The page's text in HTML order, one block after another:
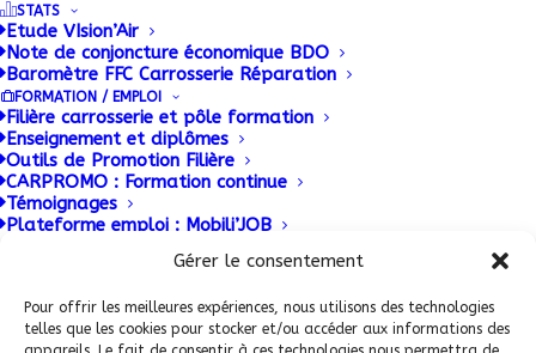
Gérer le consentement
Pour offrir les meilleures expériences, nous utilisons des technologies
telles que les cookies pour stocker et/ou accéder aux informations des
STATS
Etude VIsion’Air
Note de conjoncture économique BDO
Baromètre FFC Carrosserie Réparation
FORMATION / EMPLOI
Filière carrosserie et pôle formation
Enseignement et diplômes
Outils de Promotion Filière
CARPROMO : Formation continue
Témoignages
Plateforme emploi : Mobili’JOB
ADHERENT FFC
Conditions Générales de Vente (CGV)
Politique de confidentialité